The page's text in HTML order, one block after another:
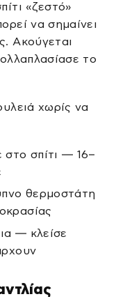
«ζεστό»
να σημαίνει
Ακούγεται
το
χωρίς να
στο σπίτι — 16–
θερμοστάτη
— κλείσε